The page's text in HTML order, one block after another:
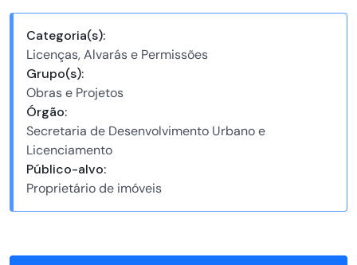
Categoria(s):
Licenças, Alvarás e Permissões
Grupo(s):
Obras e Projetos
Órgão:
Secretaria de Desenvolvimento Urbano e
Licenciamento
Público-alvo:
Proprietário de imóveis